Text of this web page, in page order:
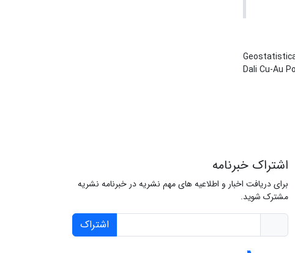
Dali Cu-Au
اشتراک خبرنامه
برای دریافت اخبار و اطلاعیه های مهم نشریه در خبرنامه نشریه
مشترک شوید.
اشتراک